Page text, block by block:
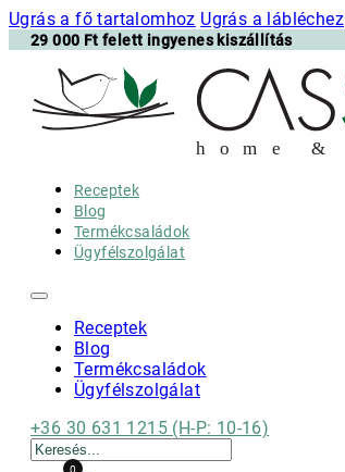
Ugrás a fő tartalomhoz Ugrás a lábléchez
29 000 Ft felett ingyenes kiszállítás
h
Receptek
Blog
Termékcsaládok
Ügyfélszolgálat
Receptek
Blog
Termékcsaládok
Ügyfélszolgálat
+36 30 631 1215 (H-P: 10-16)
Keresés
0